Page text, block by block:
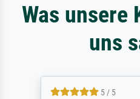
Was unsere
uns
5 / 5